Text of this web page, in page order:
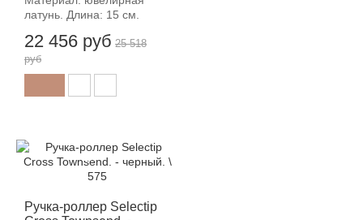
латунь. Длина: 15 см.
22 456 руб 25 518
руб
Ручка-роллер Selectip
-12%